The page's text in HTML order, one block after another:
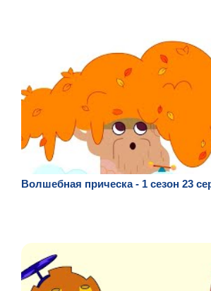
Волшебная прическа - 1 сезон 23